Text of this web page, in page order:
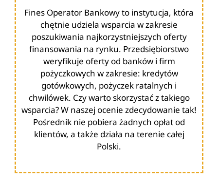
Fines Operator Bankowy to instytucja, która
chętnie udziela wsparcia w zakresie
poszukiwania najkorzystniejszych oferty
finansowania na rynku. Przedsiębiorstwo
weryfikuje oferty od banków i firm
pożyczkowych w zakresie: kredytów
gotówkowych, pożyczek ratalnych i
chwilówek. Czy warto skorzystać z takiego
wsparcia? W naszej ocenie zdecydowanie tak!
Pośrednik nie pobiera żadnych opłat od
klientów, a także działa na terenie całej
Polski.